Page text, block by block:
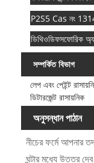
P2S5 Cas নং
ডিথিওডিফসফোরিক
সম্পর্কিত বিভাগ
লেপ এবং পেইন্ট
ডিটারজেন্ট রাসায়নিক
অনুসন্ধান পাঠান
নীচের ফর্মে আপনার
ঘন্টার মধ্যে উত্তর